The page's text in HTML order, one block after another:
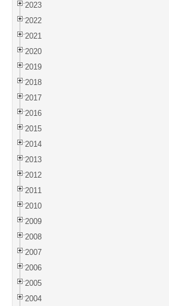
2023
2022
2021
2020
2019
2018
2017
2016
2015
2014
2013
2012
2011
2010
2009
2008
2007
2006
2005
2004